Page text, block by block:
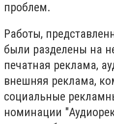
проблем.
Работы,
были разделены на
печатная реклама,
внешняя реклама,
социальные
номинации